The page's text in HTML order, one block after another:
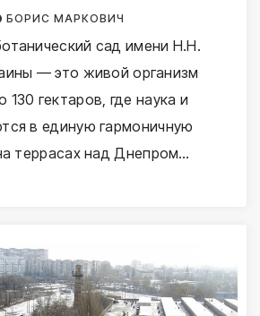
БОРИС МАРКОВИЧ
сад имени Н.Н.
— это живой организм
гектаров, где наука и
в единую гармоничную
террасах над Днепром…